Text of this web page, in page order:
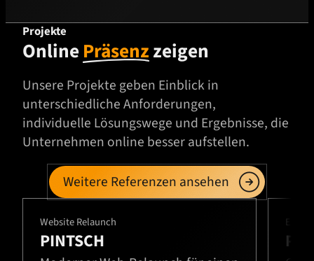
Projekte
OnlinePräsenzzeigen
Unsere Projekte geben Einblick in
unterschiedliche Anforderungen,
individuelle Lösungswege und Ergebnisse, die
Unternehmen online besser aufstellen.
Weitere Referenzen ansehen
Website Relaunch
PINTSCH
E-